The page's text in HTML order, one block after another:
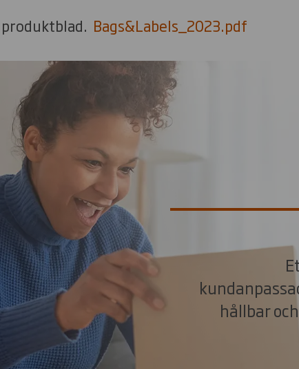
Bags&Labels_2023.pdf
hållbar